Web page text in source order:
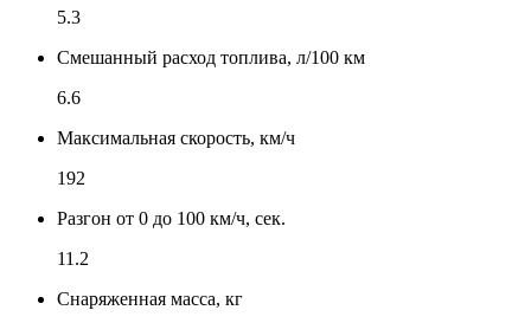
5.3
Смешанный расход топлива, л/100 км
6.6
Максимальная скорость, км/ч
192
Разгон от 0 до 100 км/ч, сек.
11.2
Снаряженная масса, кг